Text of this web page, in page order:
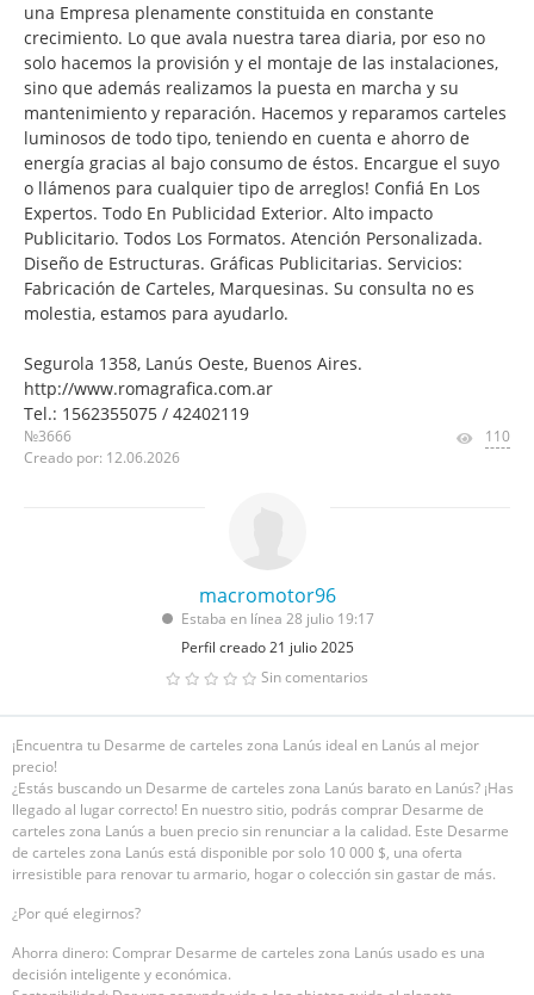
una Empresa plenamente constituida en constante
crecimiento. Lo que avala nuestra tarea diaria, por eso no
solo hacemos la provisión y el montaje de las instalaciones,
sino que además realizamos la puesta en marcha y su
mantenimiento y reparación. Hacemos y reparamos carteles
luminosos de todo tipo, teniendo en cuenta e ahorro de
energía gracias al bajo consumo de éstos. Encargue el suyo
o llámenos para cualquier tipo de arreglos! Confiá En Los
Expertos. Todo En Publicidad Exterior. Alto impacto
Publicitario. Todos Los Formatos. Atención Personalizada.
Diseño de Estructuras. Gráficas Publicitarias. Servicios:
Fabricación de Carteles, Marquesinas. Su consulta no es
molestia, estamos para ayudarlo.
Segurola 1358, Lanús Oeste, Buenos Aires.
http://www.romagrafica.com.ar
Tel.: 1562355075 / 42402119
№3666
Creado por: 12.06.2026
110
macromotor96
Estaba en línea 28 julio 19:17
Perfil creado 21 julio 2025
Sin comentarios
¡Encuentra tu Desarme de carteles zona Lanús ideal en Lanús al mejor
precio!
¿Estás buscando un Desarme de carteles zona Lanús barato en Lanús? ¡Has
llegado al lugar correcto! En nuestro sitio, podrás comprar Desarme de
carteles zona Lanús a buen precio sin renunciar a la calidad. Este Desarme
de carteles zona Lanús está disponible por solo 10 000 $, una oferta
irresistible para renovar tu armario, hogar o colección sin gastar de más.
¿Por qué elegirnos?
Ahorra dinero: Comprar Desarme de carteles zona Lanús usado es una
decisión inteligente y económica.